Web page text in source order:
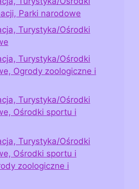
Parki narodowe
Turystyka/Ośrodki
Turystyka/Ośrodki
Ogrody zoologiczne i
Turystyka/Ośrodki
Ośrodki sportu i
Turystyka/Ośrodki
Ośrodki sportu i
zoologiczne i